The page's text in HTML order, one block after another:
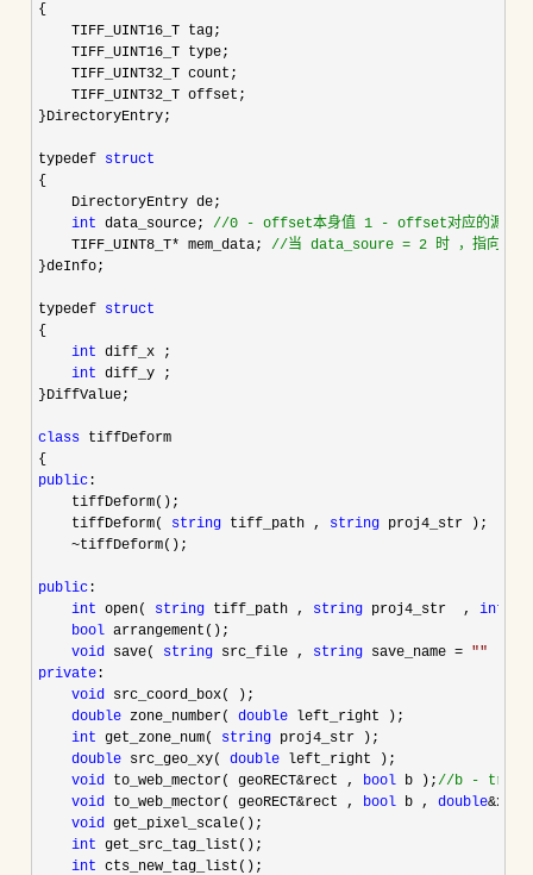
{
    TIFF_UINT16_T tag;
    TIFF_UINT16_T type;
    TIFF_UINT32_T count;
    TIFF_UINT32_T offset;
}DirectoryEntry;
typedef struct
{
    DirectoryEntry de;
int data_source; //0 - offset本身值 1 - offset对应的源文件
    TIFF_UINT8_T* mem_data;
//当 data_soure = 2 时 ，指向内存
}deInfo;
typedef struct
{
int diff_x ;
int diff_y ;
}DiffValue;
class tiffDeform
public :
    tiffDeform();
    tiffDeform(
string tiff_path , string proj4_str );
~tiffDeform();
public :
int open( string tiff_path , string proj4_str  , int
bool arrangement();
void save( string src_file , string save_name = ""
private :
void src_coord_box( );
double zone_number( double left_right );
int get_zone_num( string proj4_str );
double src_geo_xy( double left_right );
void to_web_mector( geoRECT&rect , bool b );//b - true
void to_web_mector( geoRECT&rect , bool b , double&x1
void get_pixel_scale();
int get_src_tag_list();
int cts_new_tag_list();